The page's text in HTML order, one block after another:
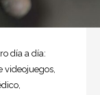
día a día:
videojuegos,